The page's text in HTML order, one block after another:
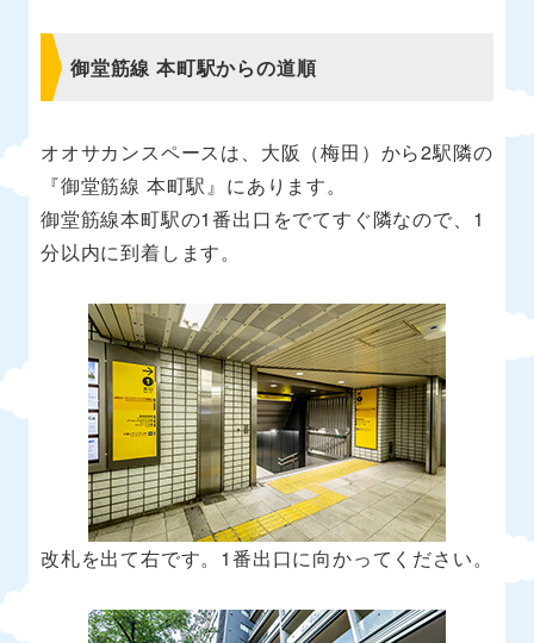
御堂筋線 本町駅からの道順
オオサカンスペースは、大阪（梅田）から2駅隣の
『御堂筋線 本町駅』にあります。
御堂筋線本町駅の1番出口をでてすぐ隣なので、1
分以内に到着します。
改札を出て右です。1番出口に向かってください。